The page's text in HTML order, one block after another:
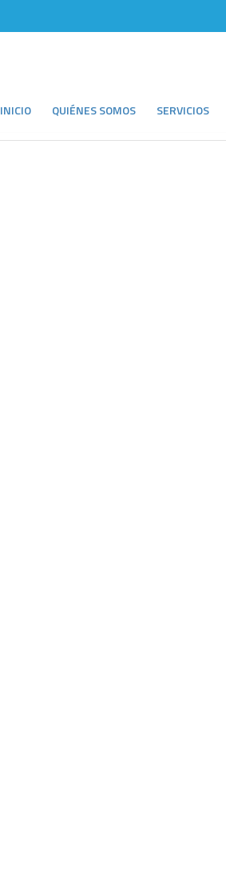
INICIO QUIÉNES SOMOS SERVICIOS